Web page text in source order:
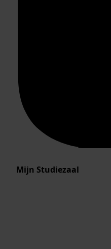
Mijn Studiezaal